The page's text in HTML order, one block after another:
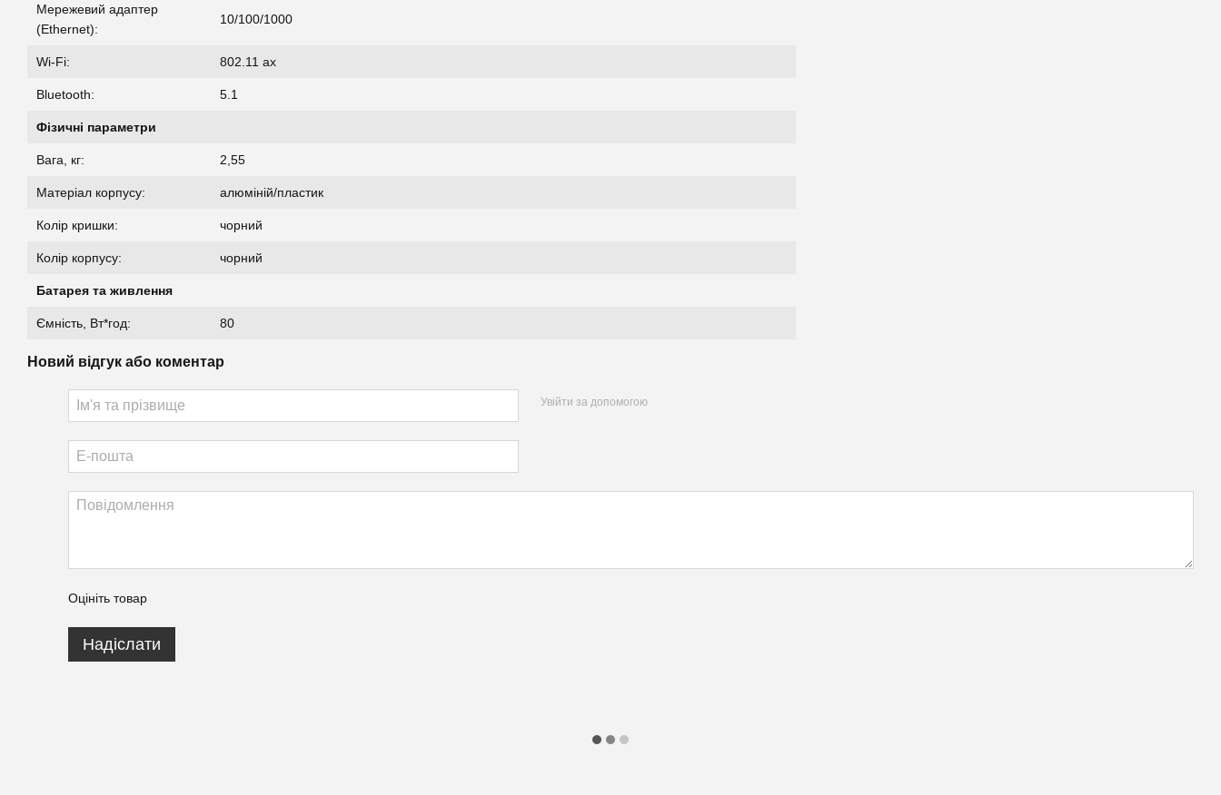
Мережевий адаптер
(Ethernet):
10/100/1000
Wi-Fi: 802.11 ax
Bluetooth: 5.1
Фізичні параметри
Вага, кг: 2,55
Матеріал корпусу: алюміній/пластик
Колір кришки: чорний
Колір корпусу: чорний
Батарея та живлення
Ємність, Вт*год: 80
Новий відгук або коментар
Увійти за допомогою
Оцініть товар
Надіслати